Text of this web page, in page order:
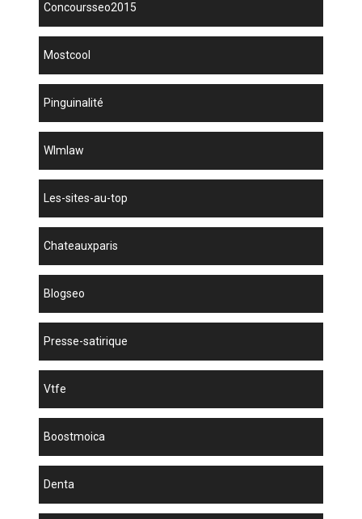
concoursseo2015
mostcool
Pinguinalité
wlmlaw
les-sites-au-top
chateauxparis
blogseo
presse-satirique
vtfe
boostmoica
denta